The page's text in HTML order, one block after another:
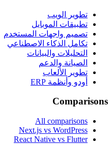
تطوير الويب
تطبيقات الموبايل
تصميم واجهات المستخدم
تكامل الذكاء الاصطناعي
التحليلات والبيانات
الصيانة والدعم
تطوير الألعاب
أودو وأنظمة ERP
Comparisons
All comparisons
Next.js vs WordPress
React Native vs Flutter